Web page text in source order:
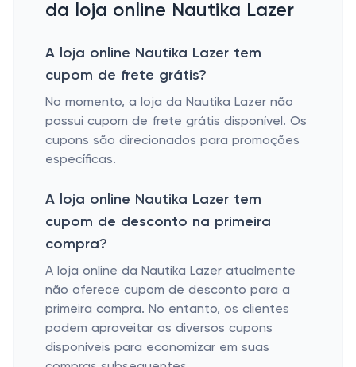
da loja online Nautika Lazer
A loja online Nautika Lazer tem
cupom de frete grátis?
No momento, a loja da Nautika Lazer não
possui cupom de frete grátis disponível. Os
cupons são direcionados para promoções
específicas.
A loja online Nautika Lazer tem
cupom de desconto na primeira
compra?
A loja online da Nautika Lazer atualmente
não oferece cupom de desconto para a
primeira compra. No entanto, os clientes
podem aproveitar os diversos cupons
disponíveis para economizar em suas